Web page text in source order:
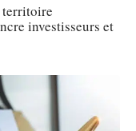
investisseurs et